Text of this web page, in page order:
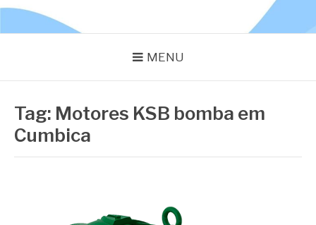
MENU
Tag: Motores KSB bomba em
Cumbica